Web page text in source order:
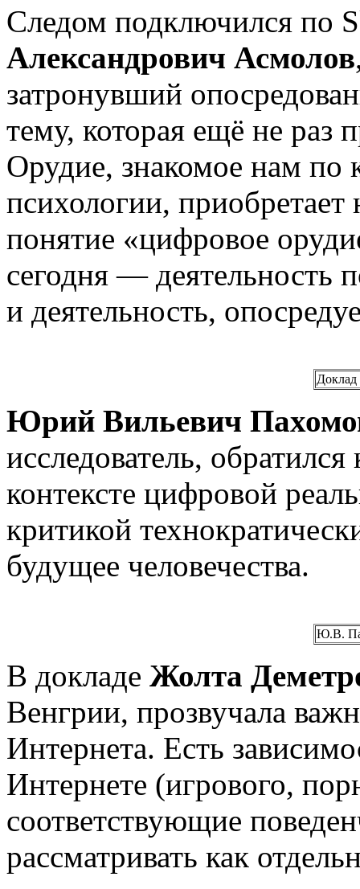
Следом подключился по
Александрович Асмолов
затронувший
тему, которая ещё не раз
Орудие, знакомое нам по
психологии,
понятие «цифровое
сегодня — деятельность
и деятельность,
Юрий Вильевич
исследователь,
контексте цифровой
критикой
будущее человечества.
Ю.В.
В докладе Жолта
Венгрии, прозвучала
Интернета. Есть
Интернете (игрового,
соответствующие
рассматривать как